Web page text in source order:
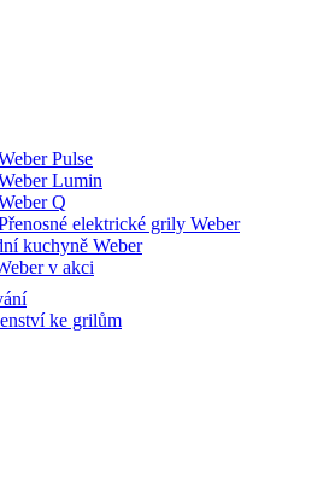
Pulse
Lumin
Q
elektrické grily Weber
kuchyně Weber
v akci
ke grilům